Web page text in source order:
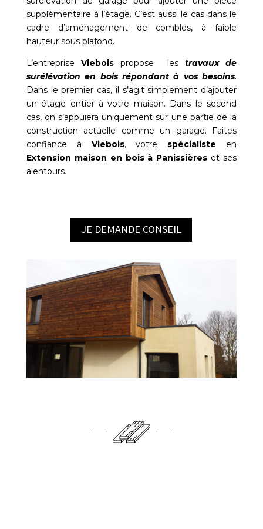
supplémentaire à l’étage. C’est aussi le cas dans le
cadre d’aménagement de combles, à faible
hauteur sous plafond.
L’entrepriseViebois propose les travaux de
surélévation en bois répondant à vos besoins.
Dans le premier cas, il s’agit simplement d’ajouter
un étage entier à votre maison. Dans le second
cas, on s’appuiera uniquement sur une partie de la
construction actuelle comme un garage. Faites
confiance à Viebois, votre spécialiste en
Extension maison en bois à Panissières et ses
alentours.
JE DEMANDE CONSEIL